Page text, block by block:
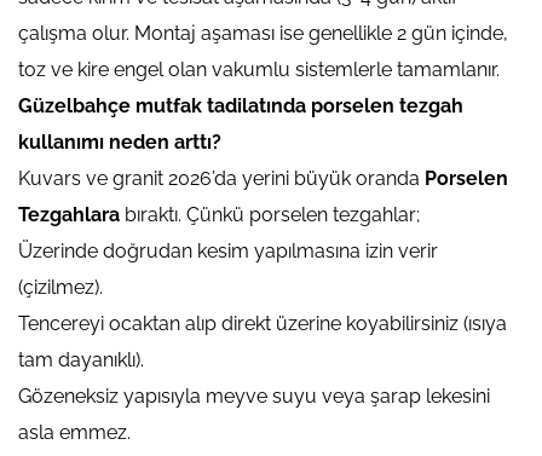
çalışma olur. Montaj aşaması ise genellikle 2 gün içinde,
toz ve kire engel olan vakumlu sistemlerle tamamlanır.
Güzelbahçe mutfak tadilatında porselen tezgah
kullanımı neden arttı?
Kuvars ve granit 2026’da yerini büyük oranda Porselen
Tezgahlara bıraktı. Çünkü porselen tezgahlar;
Üzerinde doğrudan kesim yapılmasına izin verir
(çizilmez).
Tencereyi ocaktan alıp direkt üzerine koyabilirsiniz (ısıya
tam dayanıklı).
Gözeneksiz yapısıyla meyve suyu veya şarap lekesini
asla emmez.